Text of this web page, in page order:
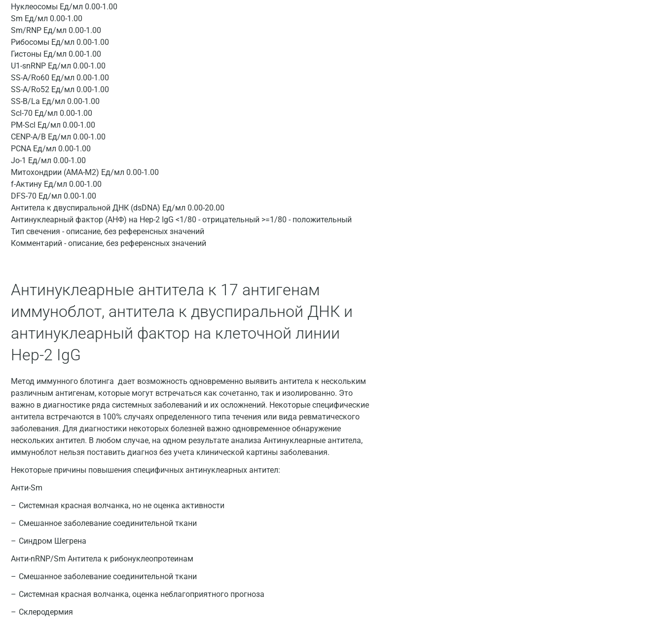
Нуклеосомы Ед/мл 0.00-1.00
Sm Ед/мл 0.00-1.00
Sm/RNP Ед/мл 0.00-1.00
Рибосомы Ед/мл 0.00-1.00
Гистоны Ед/мл 0.00-1.00
U1-snRNP Ед/мл 0.00-1.00
SS-A/Ro60 Ед/мл 0.00-1.00
SS-A/Ro52 Ед/мл 0.00-1.00
SS-B/La Ед/мл 0.00-1.00
Scl-70 Ед/мл 0.00-1.00
PM-Scl Ед/мл 0.00-1.00
CENP-A/B Ед/мл 0.00-1.00
PCNA Ед/мл 0.00-1.00
Jo-1 Ед/мл 0.00-1.00
Митохондрии (AMA-M2) Ед/мл 0.00-1.00
f-Актину Ед/мл 0.00-1.00
DFS-70 Ед/мл 0.00-1.00
Антитела к двуспиральной ДНК (dsDNA) Ед/мл 0.00-20.00
Антинуклеарный фактор (АНФ) на Hep-2 IgG <1/80 - отрицательный >=1/80 - положительный
Тип свечения - описание, без референсных значений
Комментарий - описание, без референсных значений
Антинуклеарные антитела к 17 антигенам
иммуноблот, антитела к двуспиральной ДНК и
антинуклеарный фактор на клеточной линии
Hep-2 IgG
Метод иммунного блотинга дает возможность одновременно выявить антитела к нескольким
различным антигенам, которые могут встречаться как сочетанно, так и изолированно. Это
важно в диагностике ряда системных заболеваний и их осложнений. Некоторые специфические
антитела встречаются в 100% случаях определенного типа течения или вида ревматического
заболевания. Для диагностики некоторых болезней важно одновременное обнаружение
нескольких антител. В любом случае, на одном результате анализа Антинуклеарные антитела,
иммуноблот нельзя поставить диагноз без учета клинической картины заболевания.
Некоторые причины повышения специфичных антинуклеарных антител:
Анти-Sm
Системная красная волчанка, но не оценка активности
Смешанное заболевание соединительной ткани
Синдром Шегрена
Анти-nRNP/Sm Антитела к рибонуклеопротеинам
Смешанное заболевание соединительной ткани
Системная красная волчанка, оценка неблагоприятного прогноза
Склеродермия
Волжский
Гатчина
Геленджик
Голубое
Дмитров
Долгопрудный
Домодедово
Екатеринбург
Жуковский